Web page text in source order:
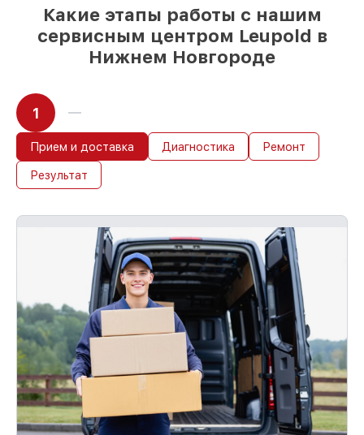
Какие этапы работы с нашим
сервисным центром Leupold в
Нижнем Новгороде
1
Прием и доставка Диагностика Ремонт
Результат